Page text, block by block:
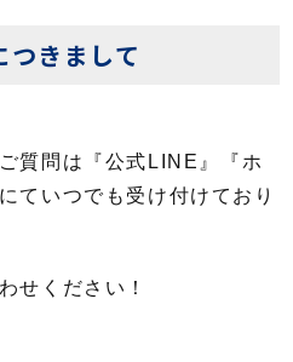
きまして
質問は『公式LINE』『ホ
ていつでも受け付けており
せください！